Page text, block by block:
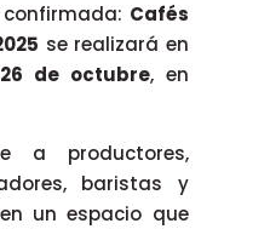
Cafés
se realizará en
de octubre, en
a productores,
baristas y
un espacio que